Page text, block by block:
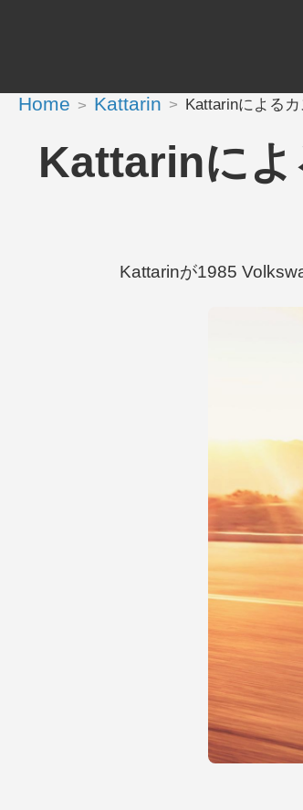
Home Kattarin Kattarinによる
Kattarinに
Kattarinが1985